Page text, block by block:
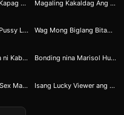
Sagad sa Tonsil Kapag Sumubo si Cecille Magaling Kakaldag Ang Eacakes ni Kamandag
Para Lamang sa Pussy Lover ang Ayuda ni Amber
347
Wag Mong Biglang Bitawan Ang Kambiyo Masisira Ang Transmission
Talented Ang Paa ni Kabayan
291
Bonding nina Marisol Humantong sa Triple Trouble
Jade at Jax Nag Sex Marathon sa SOGO matapos Isang Taong Di Nagkita
280
Isang Lucky Viewer ang Napagbigyan ng Vidjabol ni Amber